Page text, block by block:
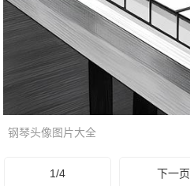
钢琴头像图片大全
1/4 下一页